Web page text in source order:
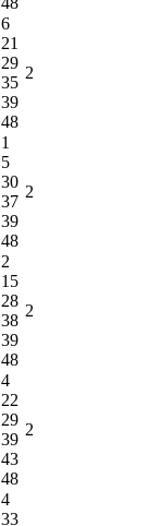
6
21
29
35
39
48
2
1
5
30
37
39
48
2
2
15
28
38
39
48
2
4
22
29
39
43
48
2
4
33